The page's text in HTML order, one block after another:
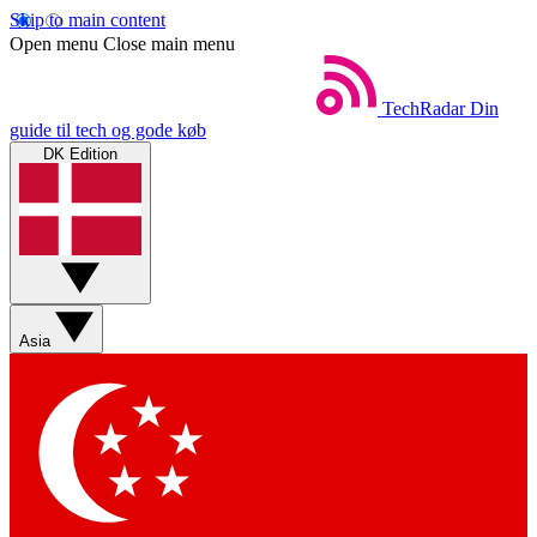
Skip to main content
Open menu Close main menu
TechRadar Din
guide til tech og gode køb
DK Edition
Asia